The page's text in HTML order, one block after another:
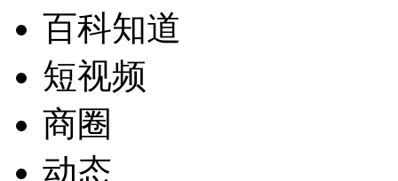
百科知道
短视频
商圈
动态